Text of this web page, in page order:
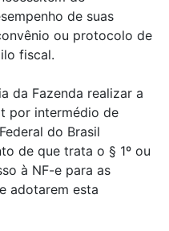
de suas
ou protocolo de
fiscal.
da Fazenda realizar a
por intermédio de
do Brasil
de que trata o § 1º ou
à NF-e para as
adotarem esta